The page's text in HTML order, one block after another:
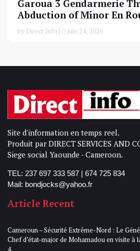
Garoua 3 Gendarmerie
Abduction of Minor En
by Direct Info | juin 24, 2026
Site d'information en temps reel.
Produit par DIRECT SERVICES AND
Siege social Yaounde - Cameroon.
TEL: 237 697 333 587 | 674 725 834
Mail: bondjocks@yahoo.fr
Article Recent
Cameroun – Sécurité Extrême-Nord : Le
Chef d’état-major de Mohamadou en visite à
4.